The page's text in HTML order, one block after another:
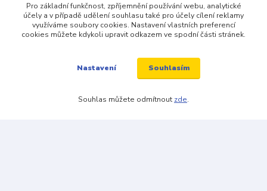
Kontakty
Pro základní funkčnost, zpříjemnění používání webu, analytické
účely a v případě udělení souhlasu také pro účely cílení reklamy
využíváme soubory cookies. Nastavení vlastních preferencí
cookies můžete kdykoli upravit odkazem ve spodní části stránek.
Nastavení Souhlasím
Souhlas můžete odmítnout zde.